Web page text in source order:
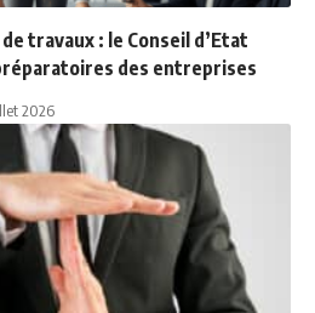
travaux : le Conseil d’Etat
des entreprises
2026